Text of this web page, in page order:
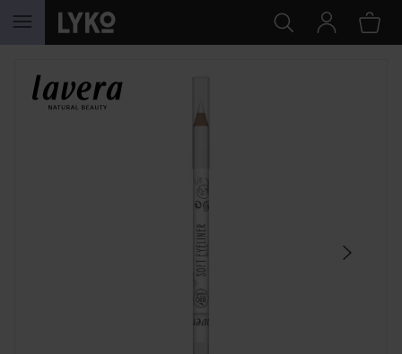
GA NAAR INHOUD
SECTIE OVERSLAAN